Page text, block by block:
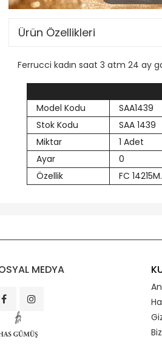
Ürün Özellikleri
Ferrucci kadın saat 3 atm 24 ay
Model Kodu
SAA1439
Stok Kodu
SAA 1439
Miktar
1 Adet
Ayar
0
Özellik
FC
MEDYA